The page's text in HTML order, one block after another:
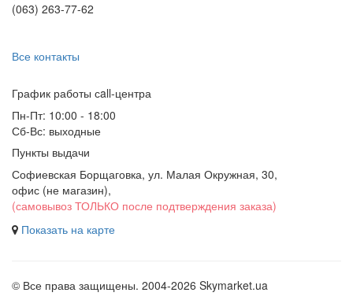
(063) 263-77-62
Все контакты
График работы сall-центра
Пн-Пт: 10:00 - 18:00
Сб-Вс: выходные
Пункты выдачи
Софиевская Борщаговка, ул. Малая Окружная, 30,
офис (не магазин),
(самовывоз ТОЛЬКО после подтверждения заказа)
Показать на карте
© Все права защищены. 2004-2026 Skymarket.ua